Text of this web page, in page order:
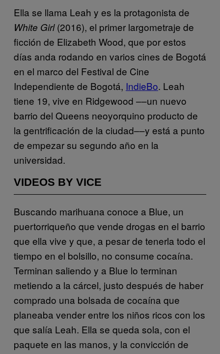
Ella se llama Leah y es la protagonista de
White Girl(2016), el primer largometraje de
ficción de Elizabeth Wood, que por estos
días anda rodando en varios cines de Bogotá
en el marco del Festival de Cine
Independiente de Bogotá, IndieBo. Leah
tiene 19, vive en Ridgewood ––un nuevo
barrio del Queens neoyorquino producto de
la gentrificación de la ciudad––y está a punto
de empezar su segundo año en la
universidad.
VIDEOS BY VICE
Buscando marihuana conoce a Blue, un
puertorriqueño que vende drogas en el barrio
que ella vive y que, a pesar de tenerla todo el
tiempo en el bolsillo, no consume cocaína.
Terminan saliendo y a Blue lo terminan
metiendo a la cárcel, justo después de haber
comprado una bolsada de cocaína que
planeaba vender entre los niños ricos con los
que salía Leah. Ella se queda sola, con el
paquete en las manos, y la convicción de